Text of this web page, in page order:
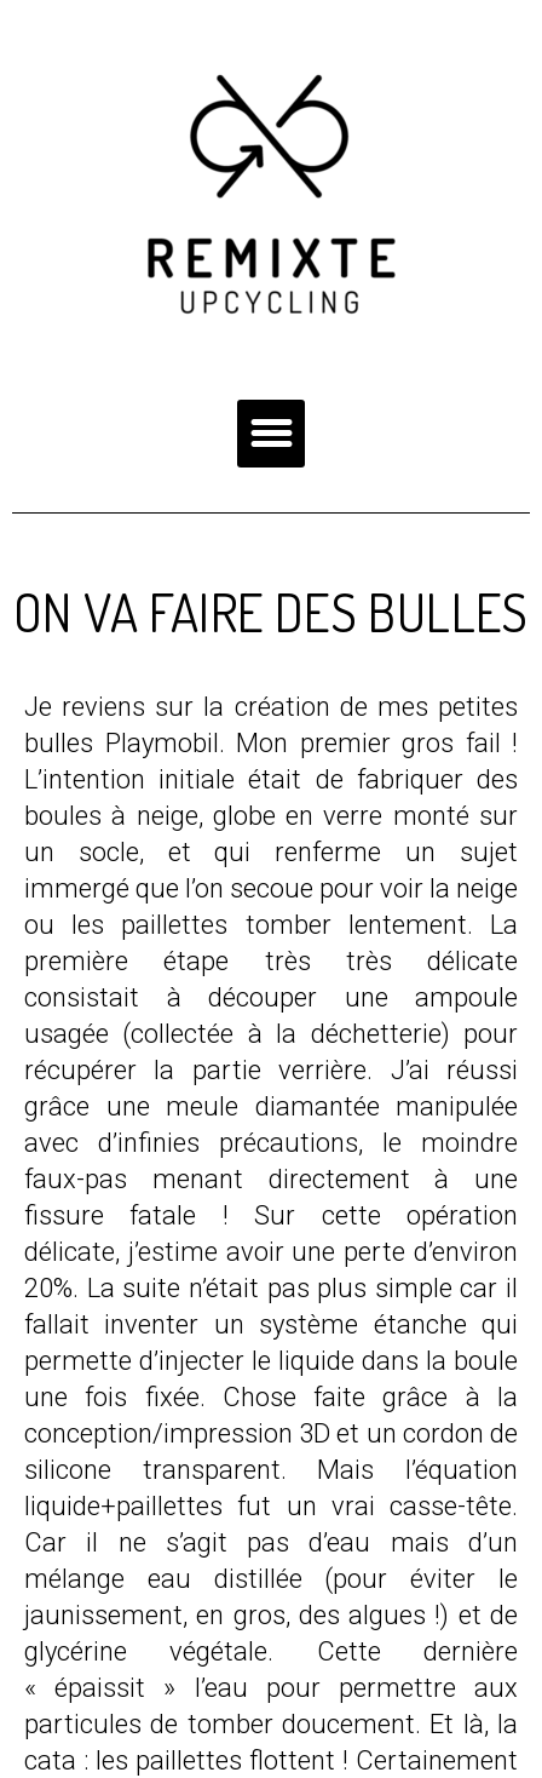
ON VA FAIRE DES BULLES
Je reviens sur la création de mes petites
bulles Playmobil. Mon premier gros fail !
L’intention initiale était de fabriquer des
boules à neige, globe en verre monté sur
un socle, et qui renferme un sujet
immergé que l’on secoue pour voir la neige
ou les paillettes tomber lentement. La
première étape très très délicate
consistait à découper une ampoule
usagée (collectée à la déchetterie) pour
récupérer la partie verrière. J’ai réussi
grâce une meule diamantée manipulée
avec d’infinies précautions, le moindre
faux-pas menant directement à une
fissure fatale ! Sur cette opération
délicate, j’estime avoir une perte d’environ
20%. La suite n’était pas plus simple car il
fallait inventer un système étanche qui
permette d’injecter le liquide dans la boule
une fois fixée. Chose faite grâce à la
conception/impression 3D et un cordon de
silicone transparent. Mais l’équation
liquide+paillettes fut un vrai casse-tête.
Car il ne s’agit pas d’eau mais d’un
mélange eau distillée (pour éviter le
jaunissement, en gros, des algues !) et de
glycérine végétale. Cette dernière
« épaissit » l’eau pour permettre aux
particules de tomber doucement. Et là, la
cata : les paillettes flottent ! Certainement